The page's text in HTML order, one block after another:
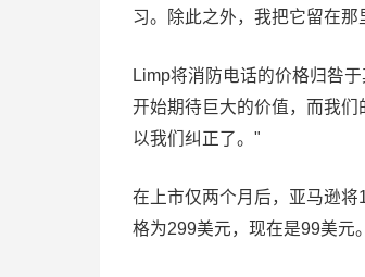
习。除此之外，我把它留在那
Limp将消防电话的价格归咎
开始期待巨大的价值，而我们
以我们纠正了。"
在上市仅两个月后，亚马逊
格为299美元，现在是99美元。